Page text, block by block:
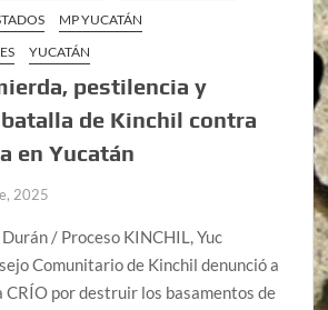
MP YUCATÁN
YUCATÁN
pestilencia y
batalla de Kinchil contra
en Yucatán
2025
/ Proceso KINCHIL, Yuc
Comunitario de Kinchil denunció a
CRÍO por destruir los basamentos de